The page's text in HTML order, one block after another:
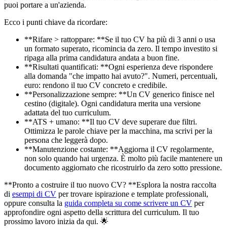
puoi portare a un'azienda.
Ecco i punti chiave da ricordare:
**Rifare > rattoppare: **Se il tuo CV ha più di 3 anni o usa
un formato superato, ricomincia da zero. Il tempo investito si
ripaga alla prima candidatura andata a buon fine.
**Risultati quantificati: **Ogni esperienza deve rispondere
alla domanda "che impatto hai avuto?". Numeri, percentuali,
euro: rendono il tuo CV concreto e credibile.
**Personalizzazione sempre: **Un CV generico finisce nel
cestino (digitale). Ogni candidatura merita una versione
adattata del tuo curriculum.
**ATS + umano: **Il tuo CV deve superare due filtri.
Ottimizza le parole chiave per la macchina, ma scrivi per la
persona che leggerà dopo.
**Manutenzione costante: **Aggiorna il CV regolarmente,
non solo quando hai urgenza. È molto più facile mantenere un
documento aggiornato che ricostruirlo da zero sotto pressione.
**Pronto a costruire il tuo nuovo CV? **Esplora la nostra raccolta
di esempi di CV per trovare ispirazione e template professionali,
oppure consulta la guida completa su come scrivere un CV per
approfondire ogni aspetto della scrittura del curriculum. Il tuo
prossimo lavoro inizia da qui. 🌟